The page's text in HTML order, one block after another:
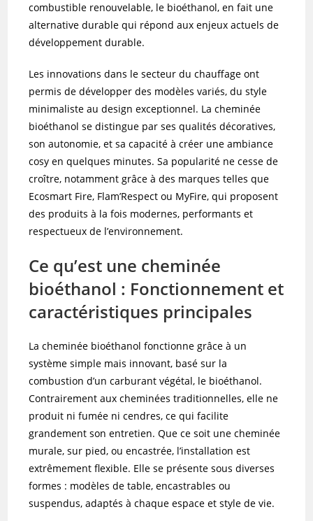
combustible renouvelable, le bioéthanol, en fait une
alternative durable qui répond aux enjeux actuels de
développement durable.
Les innovations dans le secteur du chauffage ont
permis de développer des modèles variés, du style
minimaliste au design exceptionnel. La cheminée
bioéthanol se distingue par ses qualités décoratives,
son autonomie, et sa capacité à créer une ambiance
cosy en quelques minutes. Sa popularité ne cesse de
croître, notamment grâce à des marques telles que
Ecosmart Fire, Flam’Respect ou MyFire, qui proposent
des produits à la fois modernes, performants et
respectueux de l’environnement.
Ce qu’est une cheminée
bioéthanol : Fonctionnement et
caractéristiques principales
La cheminée bioéthanol fonctionne grâce à un
système simple mais innovant, basé sur la
combustion d’un carburant végétal, le bioéthanol.
Contrairement aux cheminées traditionnelles, elle ne
produit ni fumée ni cendres, ce qui facilite
grandement son entretien. Que ce soit une cheminée
murale, sur pied, ou encastrée, l’installation est
extrêmement flexible. Elle se présente sous diverses
formes : modèles de table, encastrables ou
suspendus, adaptés à chaque espace et style de vie.